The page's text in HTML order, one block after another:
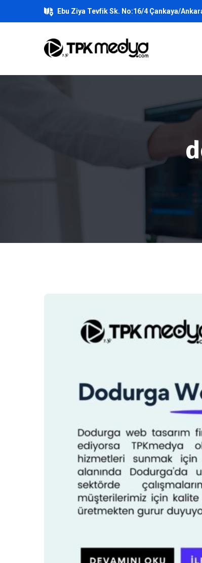
Ebu Ziya Tevfik Sk. No:16/4 Çankaya/